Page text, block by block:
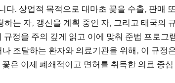
다. 상업적 목적으로 대마초 꽃을 수출, 판매
는 자, 갱신을 계획 중인 자, 그리고 태국의
정을 주의 깊게 읽고 이에 맞춰 준법 프로그
조달하는 환자와 의료기관을 위해, 이 규정
은 이제 폐쇄적이고 면허를 취득한 의료 중